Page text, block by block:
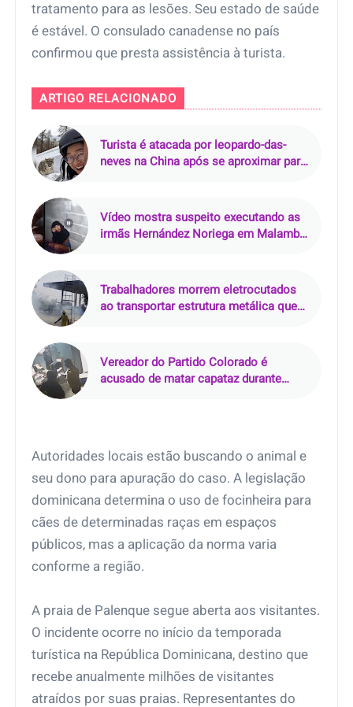
tratamento para as lesões. Seu estado de saúde
é estável. O consulado canadense no país
confirmou que presta assistência à turista.
ARTIGO RELACIONADO
Turista é atacada por leopardo-das-
neves na China após se aproximar para
Vídeo mostra suspeito executando as
irmãs Hernández Noriega em Malambo,
Trabalhadores morrem eletrocutados
ao transportar estrutura metálica que
Vereador do Partido Colorado é
acusado de matar capataz durante
Autoridades locais estão buscando o animal e
seu dono para apuração do caso. A legislação
dominicana determina o uso de focinheira para
cães de determinadas raças em espaços
públicos, mas a aplicação da norma varia
conforme a região.
A praia de Palenque segue aberta aos visitantes.
O incidente ocorre no início da temporada
turística na República Dominicana, destino que
recebe anualmente milhões de visitantes
atraídos por suas praias. Representantes do